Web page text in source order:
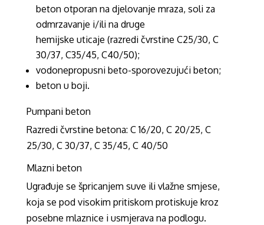
beton otporan na djelovanje mraza, soli za
odmrzavanje i/ili na druge
hemijske uticaje (razredi čvrstine C25/30, C
30/37, C35/45, C40/50);
vodonepropusni beto-sporovezujući beton;
beton u boji.
Pumpani beton
Razredi čvrstine betona: C 16/20, C 20/25, C
25/30, C 30/37, C 35/45, C 40/50
Mlazni beton
Ugrađuje se špricanjem suve ili vlažne smjese,
koja se pod visokim pritiskom protiskuje kroz
posebne mlaznice i usmjerava na podlogu.